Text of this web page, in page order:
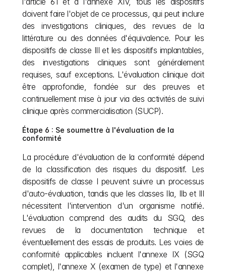
doivent faire l'objet de ce processus, qui peut inclure
des investigations cliniques, des revues de la
littérature ou des données d'équivalence. Pour les
dispositifs de classe III et les dispositifs implantables,
des investigations cliniques sont généralement
requises, sauf exceptions. L'évaluation clinique doit
être approfondie, fondée sur des preuves et
continuellement mise à jour via des activités de suivi
clinique après commercialisation (SUCP).
Étape 6 : Se soumettre à l'évaluation de la
conformité
La procédure d'évaluation de la conformité dépend
de la classification des risques du dispositif. Les
dispositifs de classe I peuvent suivre un processus
d'auto-évaluation, tandis que les classes IIa, IIb et III
nécessitent l'intervention d'un organisme notifié.
L'évaluation comprend des audits du SGQ, des
revues de la documentation technique et
éventuellement des essais de produits. Les voies de
conformité applicables incluent l'annexe IX (SGQ
complet), l'annexe X (examen de type) et l'annexe